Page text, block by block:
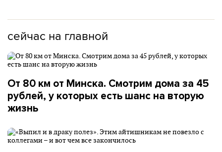
сейчас на главной
От 80 км от Минска. Смотрим дома за 45
рублей, у которых есть шанс на вторую
жизнь